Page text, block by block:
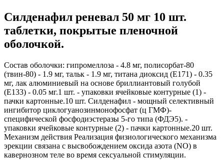
Силденафил реневал 50 мг 10 шт.
таблетки, покрытые пленочной
оболочкой.
Состав оболочки: гипромеллоза - 4.8 мг, полисорбат-80
(твин-80) - 1.9 мг, тальк - 1.9 мг, титана диоксид (E171) - 0.35
мг, лак алюминиевый на основе бриллиантовый голубой
(E133) - 0.05 мг.1 шт. - упаковки ячейковые контурные (1) -
пачки картонные.10 шт. Силденафил - мощный селективный
ингибитор циклогуанозинмонофосфат (ц ГМФ)-
специфической фосфодиэстеразы 5-го типа (ФДЭ5). -
упаковки ячейковые контурные (2) - пачки картонные.20 шт.
Механизм действия Реализация физиологического механизма
эрекции связана с высвобождением оксида азота (NO) в
кавернозном теле во время сексуальной стимуляции.